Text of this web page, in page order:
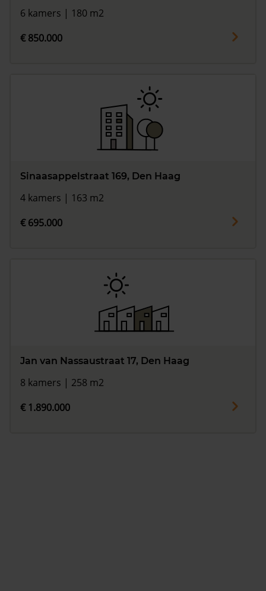
6 kamers | 180 m2
€ 850.000
Sinaasappelstraat 169, Den Haag
4 kamers | 163 m2
€ 695.000
Jan van Nassaustraat 17, Den Haag
8 kamers | 258 m2
€ 1.890.000